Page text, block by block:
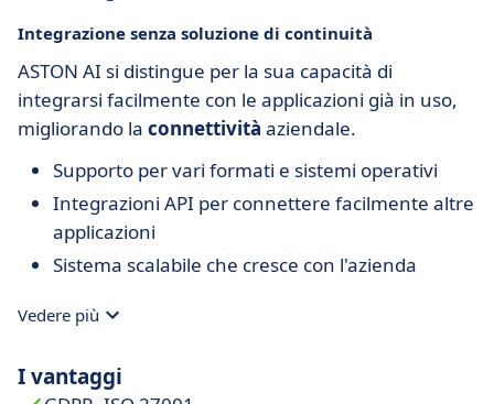
Integrazione senza soluzione di continuità
ASTON AI si distingue per la sua capacità di
integrarsi facilmente con le applicazioni già in uso,
migliorando la connettività aziendale.
Supporto per vari formati e sistemi operativi
Integrazioni API per connettere facilmente altre
applicazioni
Sistema scalabile che cresce con l'azienda
Vedere più
I vantaggi